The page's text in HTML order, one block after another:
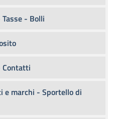
- Bolli
e marchi - Sportello di